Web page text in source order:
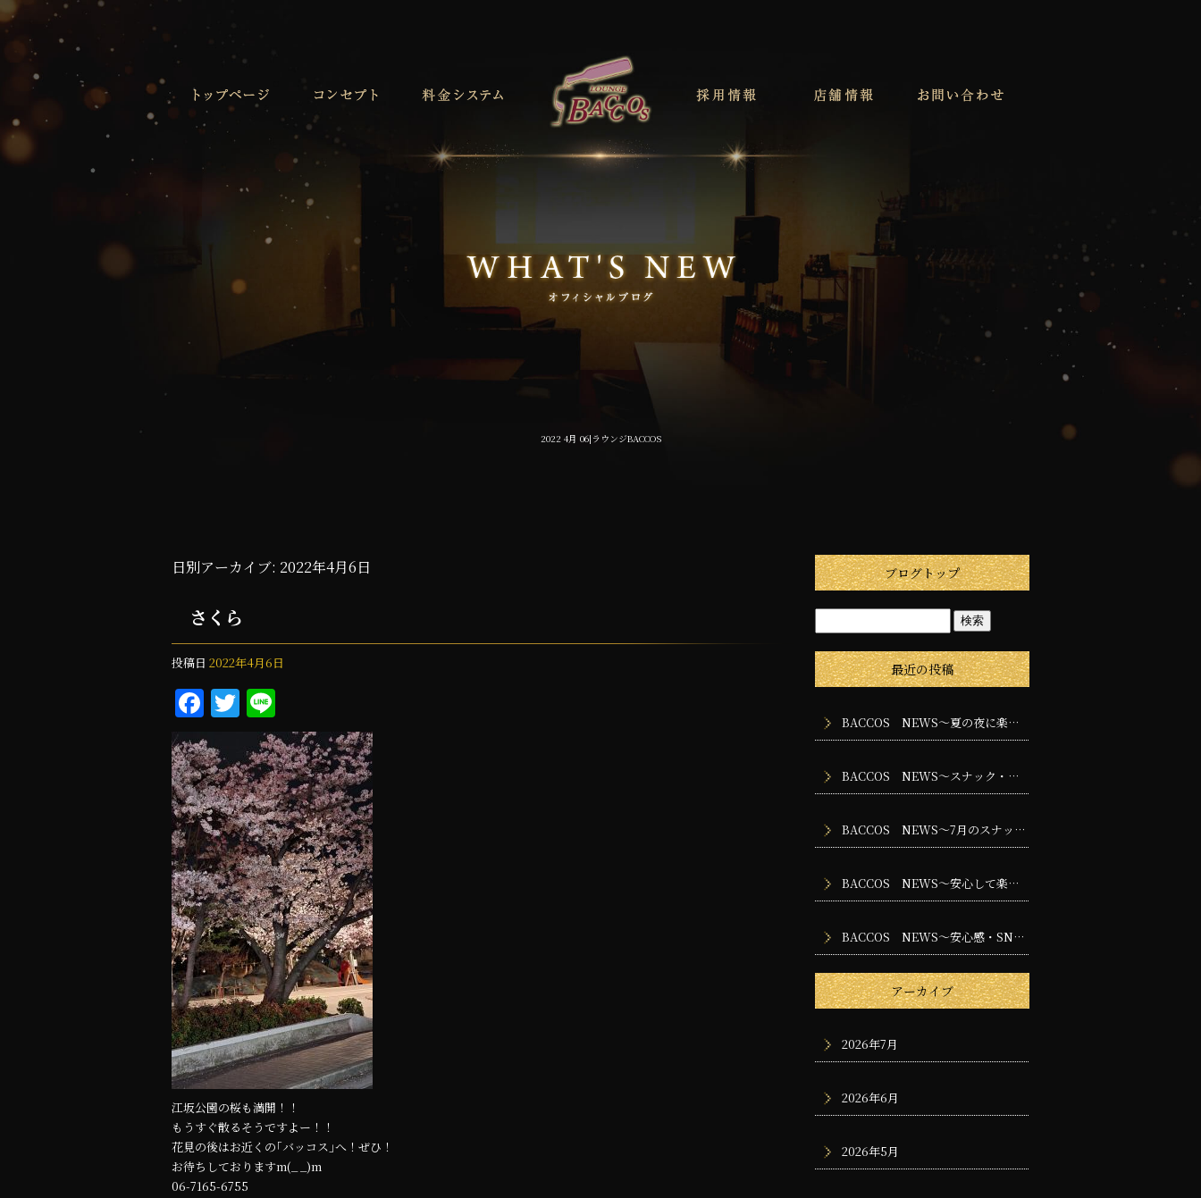
2022 4月 06|ラウンジBACCOS
日別アーカイブ: 2022年4月6日
さくら
投稿日 2022年4月6日
F
a
c
e
b
o
o
k
T
w
it
te
r
n
e
江坂公園の桜も満開！！
もうすぐ散るそうですよー！！
花見の後はお近くの｢バッコス｣へ！ぜひ！
お待ちしておりますm(_ _)m
06-7165-6755
ブログトップ
最近の投稿
BACCOS NEWS～夏の夜に楽しみたいスナック・バー・ラウンジの過ごし方
BACCOS NEWS～スナック・バー・ラウンジに求められる専門性とは
BACCOS NEWS～7月のスナック・バー・ラウンジで楽しむ夜時間
BACCOS NEWS～安心して楽しめるお店づくりのために大切な安全管理
BACCOS NEWS～安心感・SNS・採用・地域密着～
アーカイブ
2026年7月
2026年6月
2026年5月